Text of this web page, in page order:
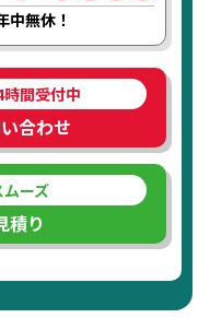
無休！
間受付中
合わせ
ーズ
積り